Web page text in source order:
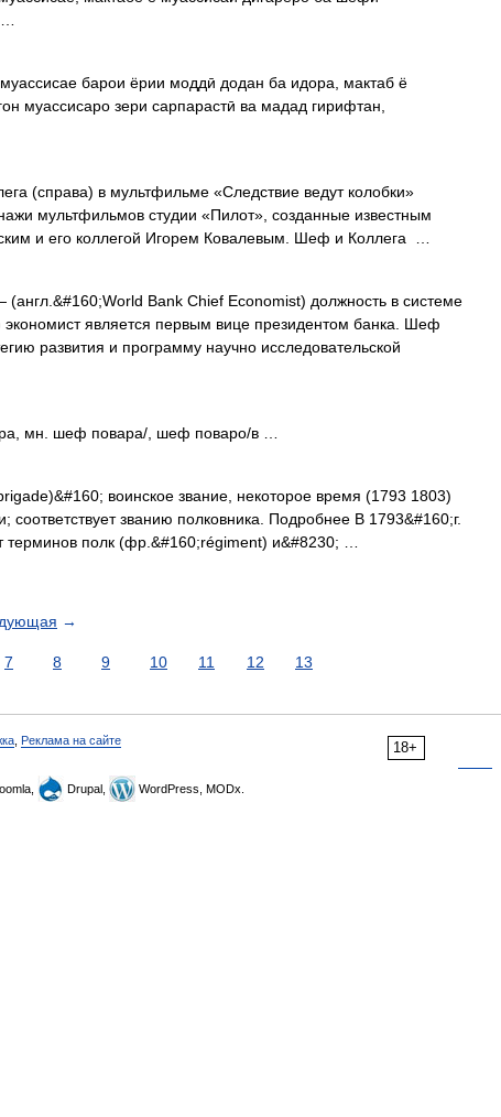
муассисаро зери сарпарастӣ ва мадад гирифтан,
(справа) в мультфильме «Следствие ведут колобки»
мультфильмов студии «Пилот», созданные известным
и его коллегой Игорем Ковалевым. Шеф и Коллега …
(англ.&#160;World Bank Chief Economist) должность в системе
является первым вице президентом банка. Шеф
развития и программу научно исследовательской
мн. шеф повара/, шеф поваро/в …
воинское звание, некоторое время (1793 1803)
званию полковника. Подробнее В 1793&#160;г.
терминов полк (фр.&#160;régiment) и&#8230; …
→
7 8 9 10 11 12 13
18+
Реклама на сайте
Drupal, WordPress, MODx.